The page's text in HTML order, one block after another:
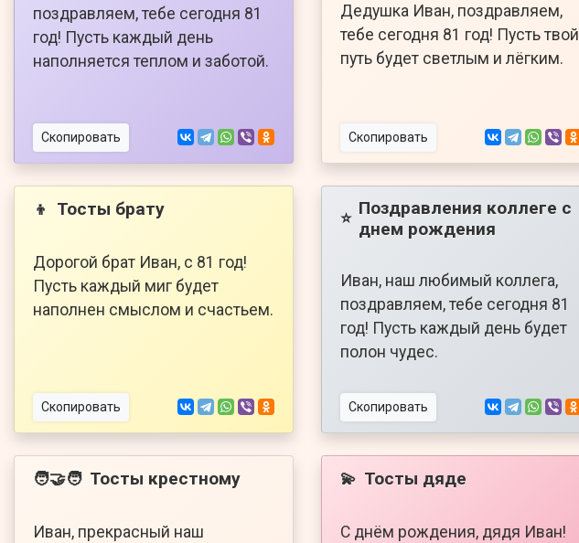
поздравляем, тебе сегодня 81
год! Пусть каждый день
наполняется теплом и заботой.
Скопировать
Дедушка Иван, поздравляем,
тебе сегодня 81 год! Пусть твой
путь будет светлым и лёгким.
Скопировать
👦 Тосты брату
Дорогой брат Иван, с 81 год!
Пусть каждый миг будет
наполнен смыслом и счастьем.
Скопировать
⭐ Поздравления коллеге с
днем рождения
Иван, наш любимый коллега,
поздравляем, тебе сегодня 81
год! Пусть каждый день будет
полон чудес.
Скопировать
🧑‍🤝‍🧑 Тосты крестному
Иван, прекрасный наш
💫 Тосты дяде
С днём рождения, дядя Иван!